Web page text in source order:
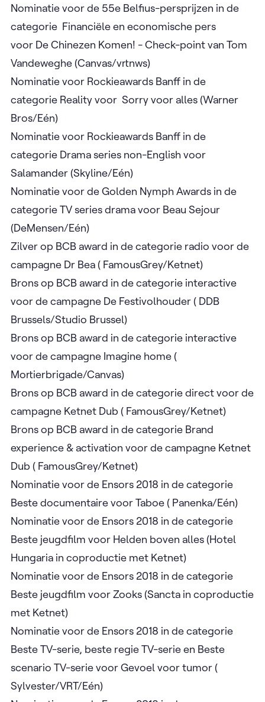
Nominatie voor de 55e Belfius-persprijzen in de
categorie Financiële en economische pers
voor De Chinezen Komen! - Check-point van Tom
Vandeweghe (Canvas/vrtnws)
Nominatie voor Rockieawards Banff in de
categorie Reality voor Sorry voor alles (Warner
Bros/Eén)
Nominatie voor Rockieawards Banff in de
categorie Drama series non-English voor
Salamander (Skyline/Eén)
Nominatie voor de Golden Nymph Awards in de
categorie TV series drama voor Beau Sejour
(DeMensen/Eén)
Zilver op BCB award in de categorie radio voor de
campagne Dr Bea ( FamousGrey/Ketnet)
Brons op BCB award in de categorie interactive
voor de campagne De Festivolhouder ( DDB
Brussels/Studio Brussel)
Brons op BCB award in de categorie interactive
voor de campagne Imagine home (
Mortierbrigade/Canvas)
Brons op BCB award in de categorie direct voor de
campagne Ketnet Dub ( FamousGrey/Ketnet)
Brons op BCB award in de categorie Brand
experience & activation voor de campagne Ketnet
Dub ( FamousGrey/Ketnet)
Nominatie voor de Ensors 2018 in de categorie
Beste documentaire voor Taboe ( Panenka/Eén)
Nominatie voor de Ensors 2018 in de categorie
Beste jeugdfilm voor Helden boven alles (Hotel
Hungaria in coproductie met Ketnet)
Nominatie voor de Ensors 2018 in de categorie
Beste jeugdfilm voor Zooks (Sancta in coproductie
met Ketnet)
Nominatie voor de Ensors 2018 in de categorie
Beste TV-serie, beste regie TV-serie en Beste
scenario TV-serie voor Gevoel voor tumor (
Sylvester/VRT/Eén)